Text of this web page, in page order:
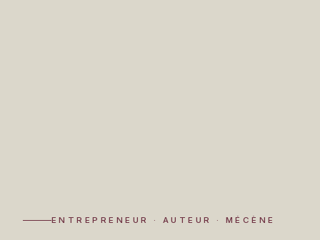
ENTREPRENEUR · AUTEUR · MÉCÈNE